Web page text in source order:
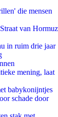
die mensen
van Hormuz
in ruim drie jaar
mening, laat
babykonijntjes
schade door